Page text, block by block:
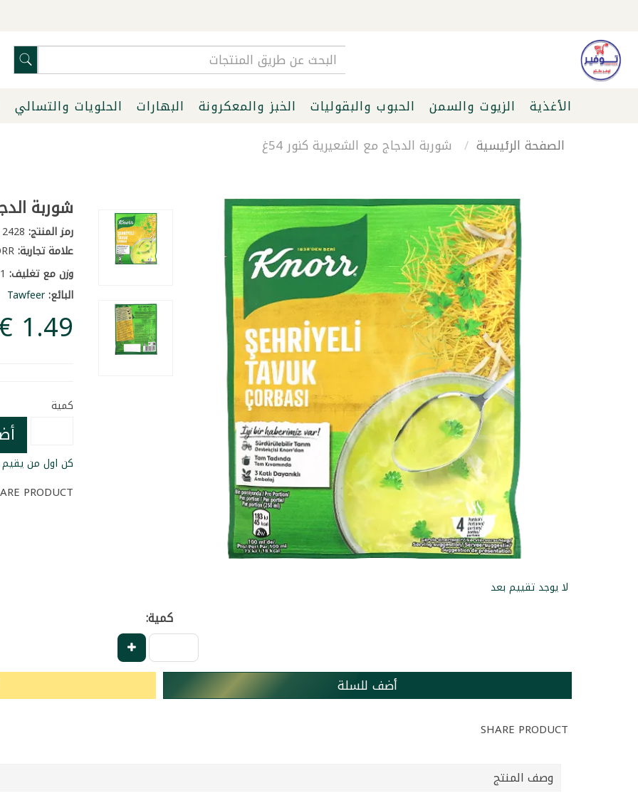
الأغذية الزيوت والسمن الحبوب والبقوليات الخبز والمعكرونة البهارات الحلويات والتسالي
الصفحة الرئيسية
شوربة الدجاج مع الشعيرية كنور 54غ
شوربة
رمز المنتج:2428
علامة تجارية:KNORR
وزن مع تغليف:0.1 كغ
البائع:Tawfeer
كمية
كن اول من يقيم
PRODUCT
لا يوجد تقييم بعد
كمية:
أضف للسلة
SHARE PRODUCT
وصف المنتج